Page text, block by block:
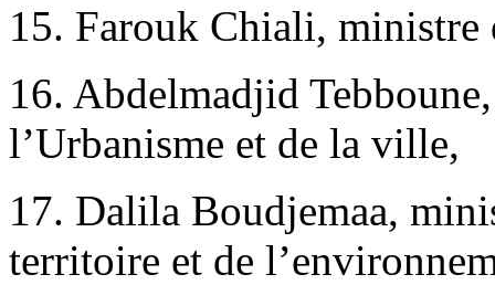
15. Farouk Chiali, ministre
16. Abdelmadjid
l’Urbanisme et de la ville,
17. Dalila Boudjemaa,
territoire et de